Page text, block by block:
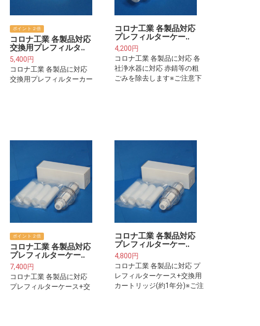
ポイント２倍
コロナ工業 各製品対応
交換用プレフィルタ..
5,400円
コロナ工業 各製品に対応
交換用プレフィルターカー
コロナ工業 各製品対応
プレフィルターケー..
4,200円
コロナ工業 各製品に対応 各
社浄水器に対応 赤錆等の粗
ごみを除去します※ご注意下
ポイント２倍
コロナ工業 各製品対応
プレフィルターケー..
7,400円
コロナ工業 各製品に対応
プレフィルターケース+交
コロナ工業 各製品対応
プレフィルターケー..
4,800円
コロナ工業 各製品に対応 プ
レフィルターケース+交換用
カートリッジ(約1年分)※ご注